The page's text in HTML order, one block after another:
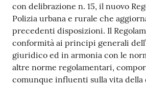
con delibrazione n. 15, il nuovo
Polizia urbana e rurale che
precedenti disposizioni. Il
conformità ai principi generali
giuridico ed in armonia con le
altre norme regolamentari,
comunque influenti sulla vita della